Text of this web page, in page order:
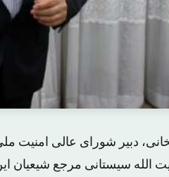
دبیر شورای عالی امنیت
الله سیستانی مرجع شیعیان